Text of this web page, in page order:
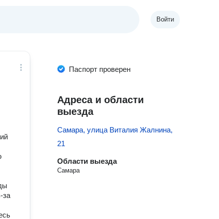
Войти
за
Паспорт проверен
Адреса и области
выезда
Самара, улица Виталия Жалнина,
21
Области выезда
Самара